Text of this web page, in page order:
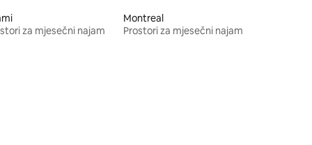
za mjesečni najam
Montreal
Prostori za mjesečni najam